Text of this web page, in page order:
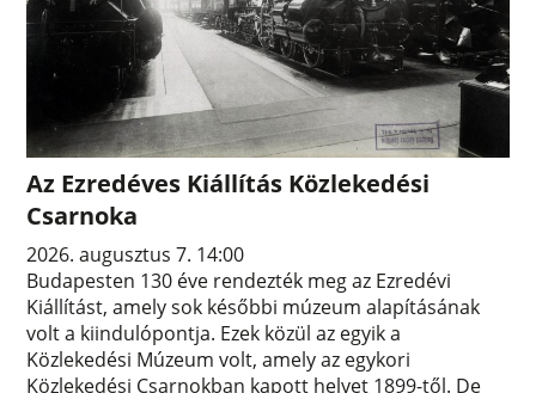
Az Ezredéves Kiállítás Közlekedési
Csarnoka
2026. augusztus 7. 14:00
Budapesten 130 éve rendezték meg az Ezredévi
Kiállítást, amely sok későbbi múzeum alapításának
volt a kiindulópontja. Ezek közül az egyik a
Közlekedési Múzeum volt, amely az egykori
Közlekedési Csarnokban kapott helyet 1899-től. De